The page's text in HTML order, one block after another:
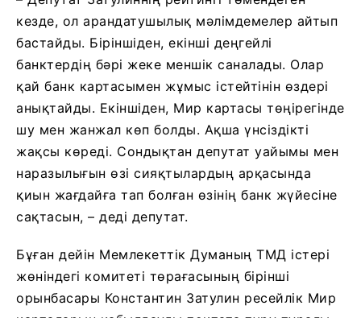
кезде, ол арандатушылық мәлімдемелер айтып
бастайды. Біріншіден, екінші деңгейлі
банктердің бәрі жеке меншік саналады. Олар
қай банк картасымен жұмыс істейтінін өздері
анықтайды. Екіншіден, Мир картасы төңірегінде
шу мен жанжал көп болды. Ақша үнсіздікті
жақсы көреді. Сондықтан депутат уайымы мен
наразылығын өзі сияқтылардың арқасында
қиын жағдайға тап болған өзінің банк жүйесіне
сақтасын, – деді депутат.
Бұған дейін Мемлекеттік Думаның ТМД істері
жөніндегі комитеті төрағасының бірінші
орынбасары Константин Затулин ресейлік Мир